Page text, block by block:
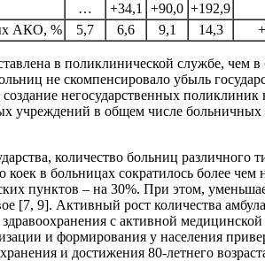
… +34,1 +90,0 +192,9
АКО, %
5,7 6,6 9,1 14,3
в поликлинической службе, чем в
не скомпенсировало убыль
негосударственных
учреждений в общем числе больничных
количество больниц
в больницах сократилось более чем
пунктов – на 30%. При этом,
[7, 9]. Активный рост количества
с активной
и формирования у населения
и достижения 80-летнего